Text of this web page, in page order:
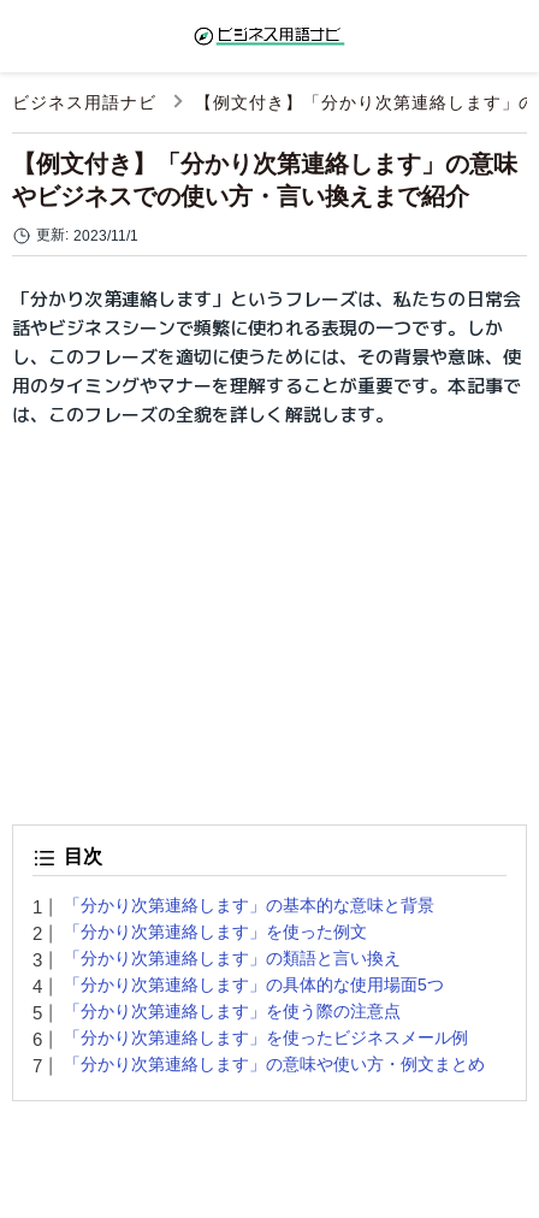
ビジネス用語ナビ 【例文付き】「分かり次第連絡します」
【例文付き】「分かり次第連絡します」の意味
やビジネスでの使い方・言い換えまで紹介
更新: 2023/11/1
「分かり次第連絡します」というフレーズは、私たちの日常会
話やビジネスシーンで頻繁に使われる表現の一つです。しか
し、このフレーズを適切に使うためには、その背景や意味、使
用のタイミングやマナーを理解することが重要です。本記事で
は、このフレーズの全貌を詳しく解説します。
目次
「分かり次第連絡します」の基本的な意味と背景
「分かり次第連絡します」を使った例文
「分かり次第連絡します」の類語と言い換え
「分かり次第連絡します」の具体的な使用場面5つ
「分かり次第連絡します」を使う際の注意点
「分かり次第連絡します」を使ったビジネスメール例
「分かり次第連絡します」の意味や使い方・例文まとめ